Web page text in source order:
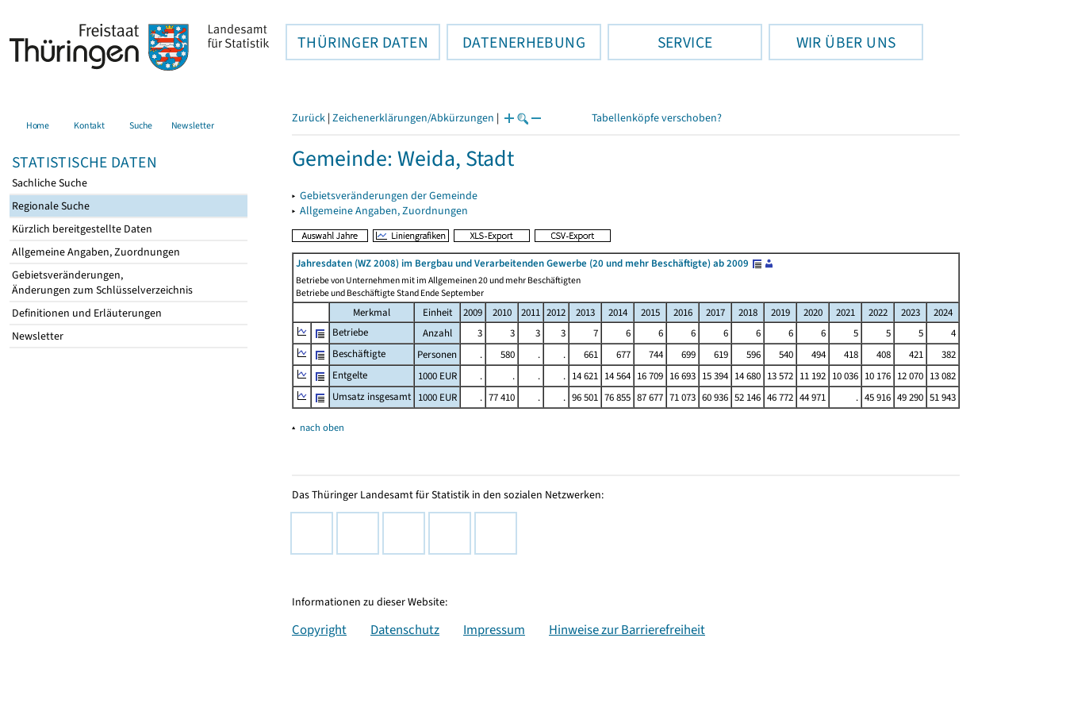
THÜRINGER DATEN DATENERHEBUNG SERVICE WIR ÜBER UNS
Home Kontakt Suche Newsletter
STATISTISCHE DATEN
Sachliche Suche
Regionale Suche
Kürzlich bereitgestellte Daten
Allgemeine Angaben, Zuordnungen
Gebietsveränderungen,
Änderungen zum Schlüsselverzeichnis
Definitionen und Erläuterungen
Newsletter
Zurück | Zeichenerklärungen/Abkürzungen | Tabellenköpfe verschoben?
Gemeinde: Weida, Stadt
▸ Gebietsveränderungen der Gemeinde
▸ Allgemeine Angaben, Zuordnungen
Jahresdaten (WZ 2008) im Bergbau und Verarbeitenden Gewerbe (20 und mehr Beschäftigte) ab 2009
Betriebe von Unternehmen mit im Allgemeinen 20 und mehr Beschäftigten
Betriebe und Beschäftigte Stand Ende September
Merkmal Einheit 2009 2010 2011 2012 2013 2014 2015 2016 2017 2018 2019 2020 2021 2022 2023
2024
Betriebe
Anzahl 3 3 3 3 7 6 6 6 6 6 6 6 5 5 5
4
Beschäftigte
Personen . 580 . . 661 677 744 699 619 596 540 494 418 408 421
382
Entgelte
1000 EUR . . . . 14 621 14 564 16 709 16 693 15 394 14 680 13 572 11 192 10 036 10 176 12 070 13 082
Umsatz insgesamt 1000 EUR . 77 410 . . 96 501 76 855 87 677 71 073 60 936 52 146 46 772 44 971 . 45 916 49 290 51 943
▴ nach oben
Das Thüringer Landesamt für Statistik in den sozialen Netzwerken:
Informationen zu dieser Website:
Copyright Datenschutz Impressum Hinweise zur Barrierefreiheit